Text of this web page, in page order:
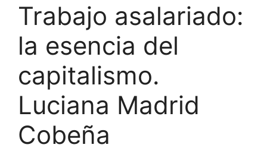
Trabajo asalariado:
la esencia del
capitalismo.
Luciana Madrid
Cobeña